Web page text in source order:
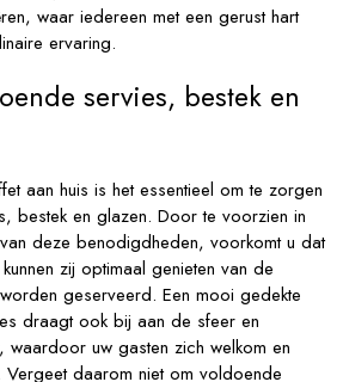
waar iedereen met een gerust hart
ervaring.
servies, bestek en
aan huis is het essentieel om te zorgen
bestek en glazen. Door te voorzien in
deze benodigdheden, voorkomt u dat
zij optimaal genieten van de
geserveerd. Een mooi gedekte
draagt ook bij aan de sfeer en
waardoor uw gasten zich welkom en
daarom niet om voldoende